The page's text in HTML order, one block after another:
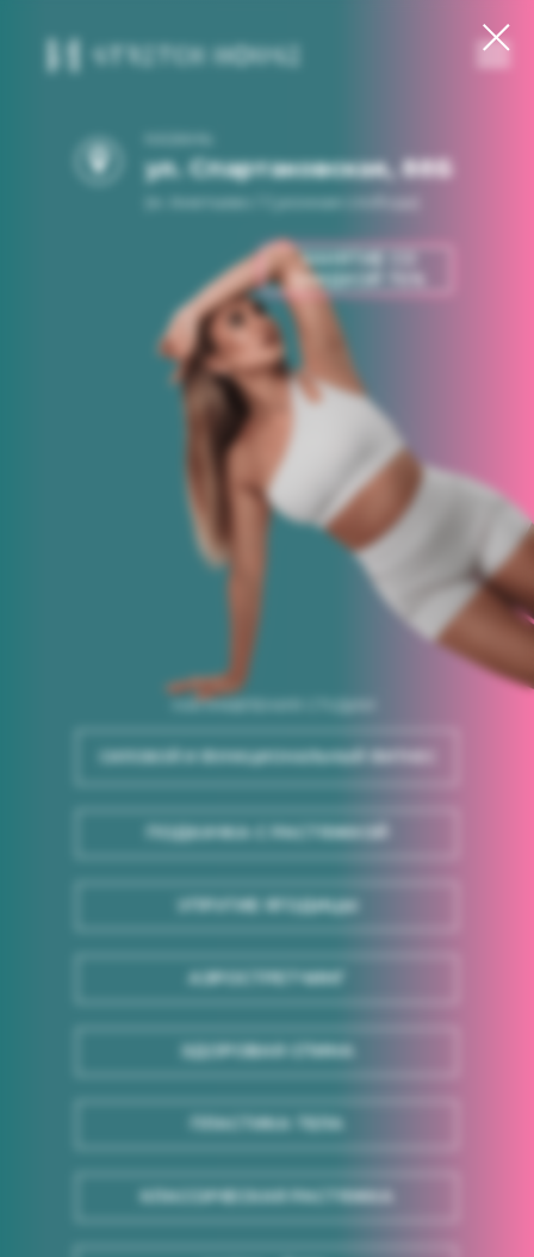
НАПРАВЛЕНИЯ СТУДИИ:
ПОДКАЧКА С РАСТЯЖКОЙ
СИЛОВОЙ И ФУНКЦИОНАЛЬНЫЙ ФИТНЕС
ЗДОРОВАЯ СПИНА
УПРУГИЕ ЯГОДИЦЫ
ПЛАСТИКА ТЕЛА
АЭРОСТРЕТЧИНГ
КЛАССИЧЕСКАЯ РАСТЯЖКА
ЗАНЯТИЕ СО
СКИДКОЙ 70%
ул. Спартаковская, 88Б
(м. Аметьево / Суконная слобода)